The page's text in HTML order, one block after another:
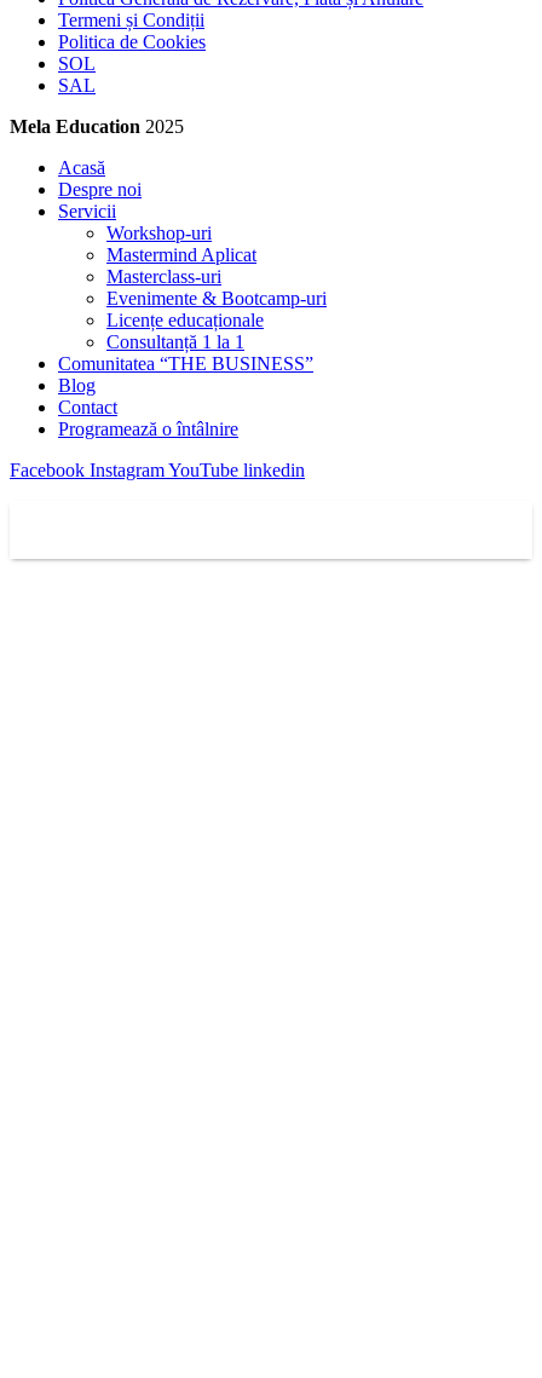
Termeni și Condiții
Politica de Cookies
SOL
SAL
Mela Education 2025
Acasă
Despre noi
Servicii
Workshop-uri
Mastermind Aplicat
Masterclass-uri
Evenimente & Bootcamp-uri
Licențe educaționale
Consultanță 1 la 1
Comunitatea “THE BUSINESS”
Blog
Contact
Programează o întâlnire
Facebook InstagramYouTube linkedin